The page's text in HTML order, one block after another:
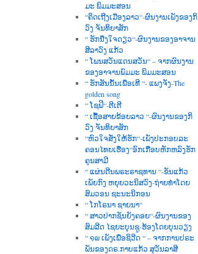
ມະ ພິມມະສອນ
“ຄິດເຖີງເມືອງລາວ“-ຜົນງານເພັງຂອງກິ
ວົງ ຈັນທິຍາສັກ
“ ຮັກນື່ງໃຈດຽວ“-ຜົນງານຂອງອາຈານ
ສີລາວົງ ແກ້ວ
“ ໂພນສວັນແດນສວັນ“ – ຈາກຜົນງານ
ຂອງອາຈານພົມມະ ພິມມະສອນ
“ ຮັກສັນນັ້ນເພື່ອເທີ “- ແພງຈັງ-The
golden song
“ ໂຊຟີ“-ຕີເຕີ
“ ເຊື້ອສາຍຂ້ອຍລາວ “-ຜົນງານຂອງກິ
ວົງ ຈັນທິຍາສັກ
“ຫົວໃຈສັ່ງໃຫ້ຮັກ“-ເພັງປະກອບລະ
ຄອນໄທຍເຮື່ອງ“ອົກເກືອບຫັກຫລົງຮັກ
ຄຸນສາມີ
“ ແຜ່ນດີນພຣະຣາຊທານ “-ຂັນແກ້ວ
ເພັຍກົງ ຫຍຸຍວະນິສວົງ-ຖ່າຍທຳໂດຍ
ສົມວອນ ຊະນະນິກອນ
“ ໂກໂຣນາ ຊາຍນາ“
“ ສາວປາກຊັນຍັງຄອຍ“-ຜົນງານຂອງ
ສົມລີດ ໄຊຍະບຸນຊູ-ຮ້ອງໂດຍບຸນວຽງ
“ ໑໙ ເພັງເພື່ອຊິວີດ “ – ຈາກການປຣະ
ພັນຂອງດຣ.ກາບແກ້ວ ສຸວັນລາສີ